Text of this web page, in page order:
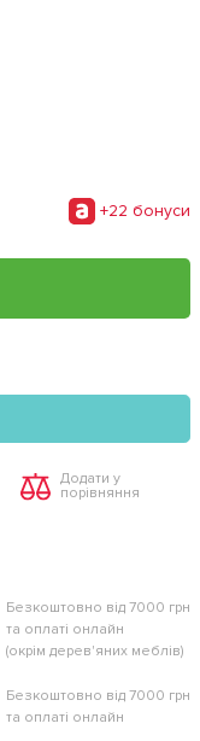
+22 бонуси
Додати у
порівняння
Безкоштовно від 7000 грн
та оплаті онлайн
(окрім дерев'яних меблів)
Безкоштовно від 7000 грн
та оплаті онлайн